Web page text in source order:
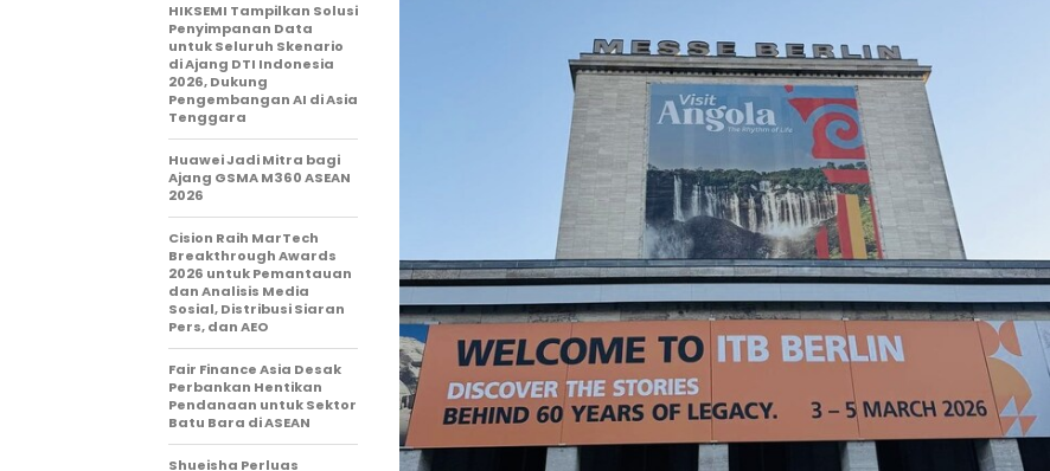
HIKSEMI Tampilkan Solusi
Penyimpanan Data
untuk Seluruh Skenario
di Ajang DTI Indonesia
2026, Dukung
Pengembangan AI di Asia
Tenggara
Huawei Jadi Mitra bagi
Ajang GSMA M360 ASEAN
2026
Cision Raih MarTech
Breakthrough Awards
2026 untuk Pemantauan
dan Analisis Media
Sosial, Distribusi Siaran
Pers, dan AEO
Fair Finance Asia Desak
Perbankan Hentikan
Pendanaan untuk Sektor
Batu Bara di ASEAN
Shueisha Perluas